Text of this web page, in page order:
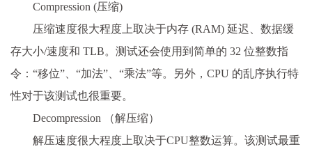
Compression (压缩)
压缩速度很大程度上取决于内存 (RAM) 延迟、数据缓
存大小/速度和 TLB。测试还会使用到简单的 32 位整数指
令：“移位”、“加法”、“乘法”等。另外，CPU 的乱序执行特
性对于该测试也很重要。
Decompression （解压缩）
解压速度很大程度上取决于CPU整数运算。该测试最重